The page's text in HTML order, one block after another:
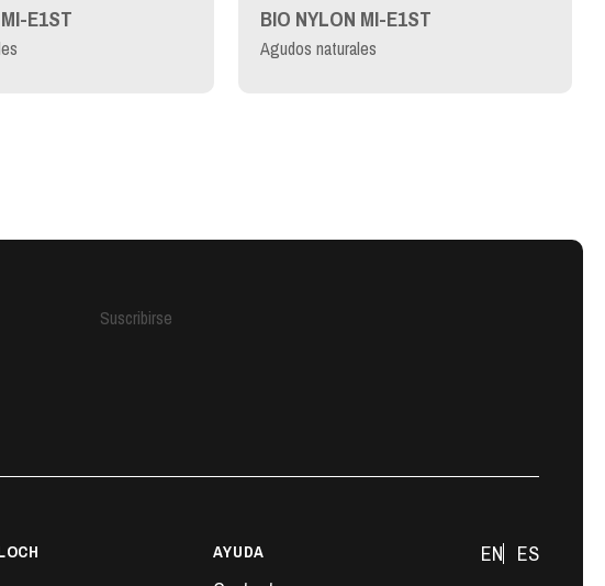
E1ST BIO NYLON MI-E1ST
Agudos naturales
Suscribirse
AYUDA EN ES